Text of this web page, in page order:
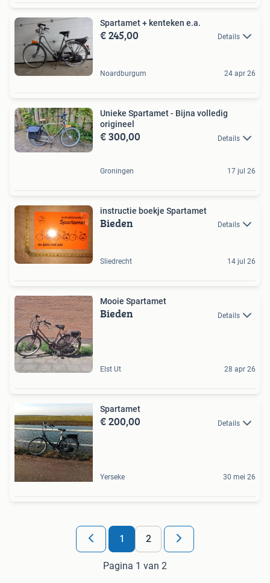
Spartamet + kenteken e.a.
€ 245,00 Details
Noardburgum 24 apr 26
Unieke Spartamet - Bijna volledig
origineel
€ 300,00 Details
Groningen 17 jul 26
instructie boekje Spartamet
Bieden Details
Sliedrecht 14 jul 26
Mooie Spartamet
Bieden Details
Elst Ut 28 apr 26
Spartamet
€ 200,00 Details
Yerseke 30 mei 26
1 2
Pagina 1 van 2